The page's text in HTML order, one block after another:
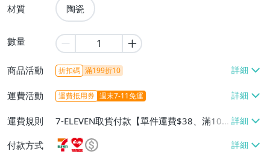
材質 陶瓷
數量
商品活動 折扣碼 滿199折10
運費活動 運費抵用券 週末7-11免運
運費規則
7-ELEVEN取貨付款【單件運費$38、滿100
件或消費滿$599免運費】、萊爾富取貨付
款【單件運費$60、滿100件或消費滿$599
付款方式